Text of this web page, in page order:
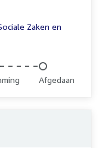
Zaken en
Onvoltooid:
Afgedaan